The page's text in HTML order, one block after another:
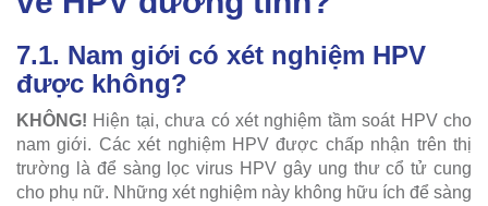
7.1. Nam giới có xét nghiệm HPV
được không?
KHÔNG! Hiện tại, chưa có xét nghiệm tầm soát HPV cho
nam giới. Các xét nghiệm HPV được chấp nhận trên thị
trường là để sàng lọc virus HPV gây ung thư cổ tử cung
cho phụ nữ. Những xét nghiệm này không hữu ích để sàng